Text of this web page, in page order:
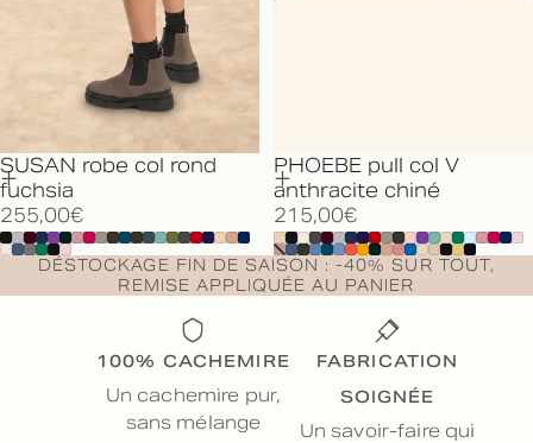
SUSAN robe col rond
fuchsia
255,00€
PHOEBE pull col V
anthracite chiné
215,00€
DÉSTOCKAGE FIN DE SAISON : -40% SUR TOUT,
REMISE APPLIQUÉE AU PANIER
100% CACHEMIRE
Un cachemire pur,
sans mélange
FABRICATION
SOIGNÉE
Un savoir-faire qui